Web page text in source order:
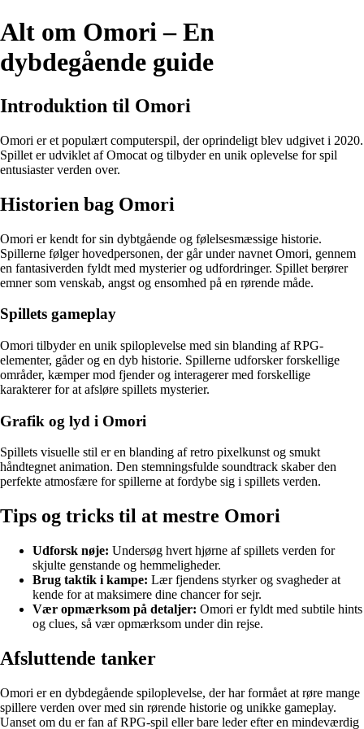
Alt om Omori – En
dybdegående guide
Introduktion til Omori
Omori er et populært computerspil, der oprindeligt blev udgivet i 2020.
Spillet er udviklet af Omocat og tilbyder en unik oplevelse for spil
entusiaster verden over.
Historien bag Omori
Omori er kendt for sin dybtgående og følelsesmæssige historie.
Spillerne følger hovedpersonen, der går under navnet Omori, gennem
en fantasiverden fyldt med mysterier og udfordringer. Spillet berører
emner som venskab, angst og ensomhed på en rørende måde.
Spillets gameplay
Omori tilbyder en unik spiloplevelse med sin blanding af RPG-
elementer, gåder og en dyb historie. Spillerne udforsker forskellige
områder, kæmper mod fjender og interagerer med forskellige
karakterer for at afsløre spillets mysterier.
Grafik og lyd i Omori
Spillets visuelle stil er en blanding af retro pixelkunst og smukt
håndtegnet animation. Den stemningsfulde soundtrack skaber den
perfekte atmosfære for spillerne at fordybe sig i spillets verden.
Tips og tricks til at mestre Omori
Udforsk nøje: Undersøg hvert hjørne af spillets verden for
skjulte genstande og hemmeligheder.
Brug taktik i kampe: Lær fjendens styrker og svagheder at
kende for at maksimere dine chancer for sejr.
Vær opmærksom på detaljer: Omori er fyldt med subtile hints
og clues, så vær opmærksom under din rejse.
Afsluttende tanker
Omori er en dybdegående spiloplevelse, der har formået at røre mange
spillere verden over med sin rørende historie og unikke gameplay.
Uanset om du er fan af RPG-spil eller bare leder efter en mindeværdig